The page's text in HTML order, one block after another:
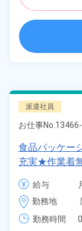
派遣社員
お仕事No.
食品パッケー
充実★作業着
働きやすい★
県阿賀野市》
給与
勤務地
勤務時間